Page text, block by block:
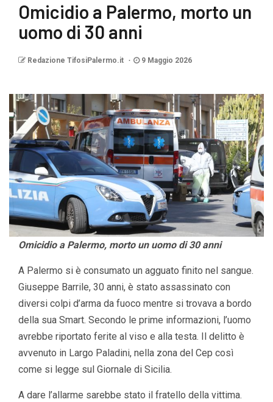
Omicidio a Palermo, morto un
uomo di 30 anni
Redazione TifosiPalermo.it 9 Maggio 2026
Omicidio a Palermo, morto un uomo di 30 anni
A Palermo si è consumato un agguato finito nel sangue.
Giuseppe Barrile, 30 anni, è stato assassinato con
diversi colpi d’arma da fuoco mentre si trovava a bordo
della sua Smart. Secondo le prime informazioni, l’uomo
avrebbe riportato ferite al viso e alla testa. Il delitto è
avvenuto in Largo Paladini, nella zona del Cep così
come si legge sul Giornale di Sicilia.
A dare l’allarme sarebbe stato il fratello della vittima.